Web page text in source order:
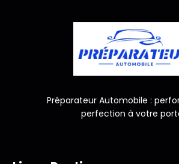
Préparateur Automobile :
perfection à votre